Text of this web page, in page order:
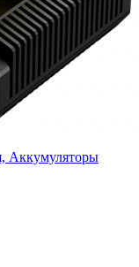
Аккумуляторы